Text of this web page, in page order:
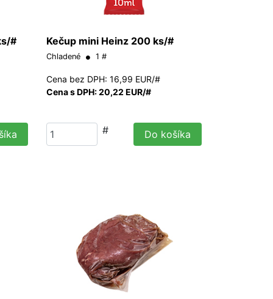
# Kečup mini Heinz 200 ks/#
Chladené 1 #
Cena bez DPH: 16,99 EUR/#
Cena s DPH: 20,22 EUR/#
# Do košíka